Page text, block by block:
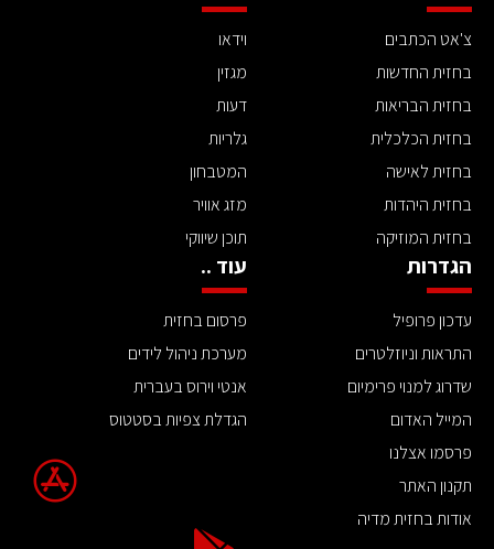
צ'אט הכתבים
בחזית החדשות
בחזית הבריאות
בחזית הכלכלית
בחזית לאישה
בחזית היהדות
בחזית המוזיקה
וידאו
מגזין
דעות
גלריות
המטבחון
מזג אוויר
תוכן שיווקי
הגדרות
עדכון פרופיל
התראות וניוזלטרים
שדרוג למנוי פרימיום
המייל האדום
פרסמו אצלנו
תקנון האתר
אודות בחזית מדיה
עוד ..
פרסום בחזית
מערכת ניהול לידים
אנטי וירוס בעברית
הגדלת צפיות בסטטוס